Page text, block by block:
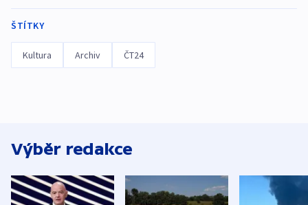
ŠTÍTKY
Kultura Archiv ČT24
Výběr redakce